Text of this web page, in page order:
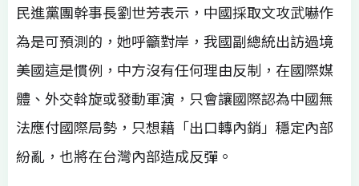
民進黨團幹事長劉世芳表示，中國採取文攻武嚇作
為是可預測的，她呼籲對岸，我國副總統出訪過境
美國這是慣例，中方沒有任何理由反制，在國際媒
體、外交斡旋或發動軍演，只會讓國際認為中國無
法應付國際局勢，只想藉「出口轉內銷」穩定內部
紛亂，也將在台灣內部造成反彈。